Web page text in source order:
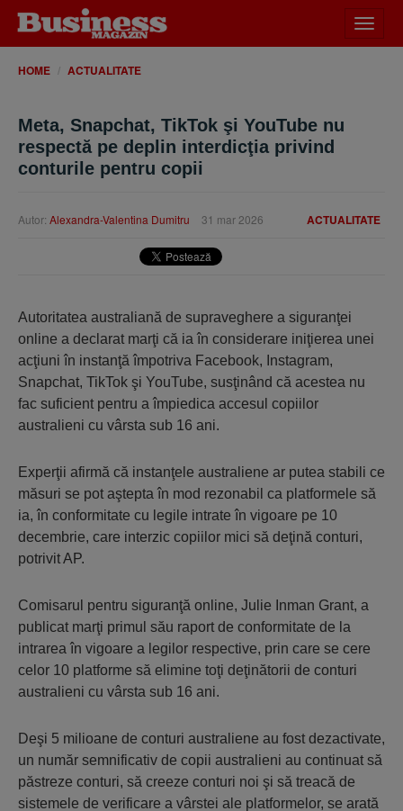
meniu
HOME ACTUALITATE
Meta, Snapchat, TikTok şi YouTube nu
respectă pe deplin interdicţia privind
conturile pentru copii
ACTUALITATE
Autor: Alexandra-Valentina Dumitru 31 mar 2026
Autoritatea australiană de supraveghere a siguranţei
online a declarat marţi că ia în considerare iniţierea unei
acţiuni în instanţă împotriva Facebook, Instagram,
Snapchat, TikTok şi YouTube, susţinând că acestea nu
fac suficient pentru a împiedica accesul copiilor
australieni cu vârsta sub 16 ani.
Experţii afirmă că instanţele australiene ar putea stabili ce
măsuri se pot aştepta în mod rezonabil ca platformele să
ia, în conformitate cu legile intrate în vigoare pe 10
decembrie, care interzic copiilor mici să deţină conturi,
potrivit AP.
Comisarul pentru siguranţă online, Julie Inman Grant, a
publicat marţi primul său raport de conformitate de la
intrarea în vigoare a legilor respective, prin care se cere
celor 10 platforme să elimine toţi deţinătorii de conturi
australieni cu vârsta sub 16 ani.
Deşi 5 milioane de conturi australiene au fost dezactivate,
un număr semnificativ de copii australieni au continuat să
păstreze conturi, să creeze conturi noi şi să treacă de
sistemele de verificare a vârstei ale platformelor, se arată